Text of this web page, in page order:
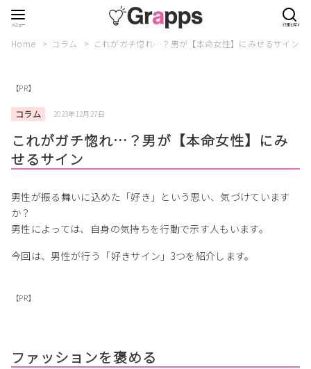
Home コラム これがガチ惚れ…？男が【本命女性】にみせるサイン
【PR】
コラム 2023年12月27日
これがガチ惚れ…？男が【本命女性】にみ
せるサイン
男性が振る舞いに込めた「好き」という思い、気づけています
か？
男性によっては、自身の気持ちを行動で示す人もいます。
今回は、男性が行う「好きサイン」3つを紹介します。
【PR】
ファッションを褒める